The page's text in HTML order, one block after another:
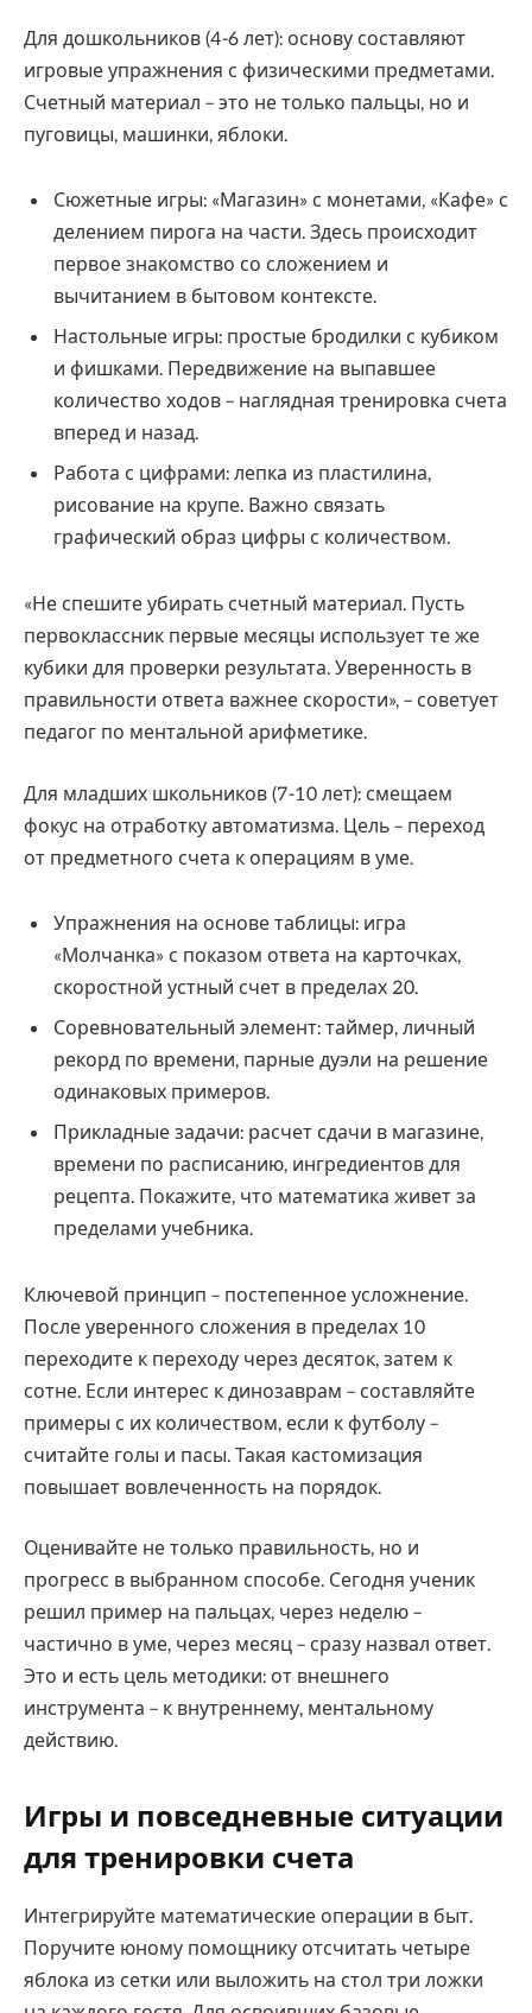
Для дошкольников (4-6 лет): основу составляют
игровые упражнения с физическими предметами.
Счетный материал – это не только пальцы, но и
пуговицы, машинки, яблоки.
Сюжетные игры: «Магазин» с монетами, «Кафе» с
делением пирога на части. Здесь происходит
первое знакомство со сложением и
вычитанием в бытовом контексте.
Настольные игры: простые бродилки с кубиком
и фишками. Передвижение на выпавшее
количество ходов – наглядная тренировка счета
вперед и назад.
Работа с цифрами: лепка из пластилина,
рисование на крупе. Важно связать
графический образ цифры с количеством.
«Не спешите убирать счетный материал. Пусть
первоклассник первые месяцы использует те же
кубики для проверки результата. Уверенность в
правильности ответа важнее скорости», – советует
педагог по ментальной арифметике.
Для младших школьников (7-10 лет): смещаем
фокус на отработку автоматизма. Цель – переход
от предметного счета к операциям в уме.
Упражнения на основе таблицы: игра
«Молчанка» с показом ответа на карточках,
скоростной устный счет в пределах 20.
Соревновательный элемент: таймер, личный
рекорд по времени, парные дуэли на решение
одинаковых примеров.
Прикладные задачи: расчет сдачи в магазине,
времени по расписанию, ингредиентов для
рецепта. Покажите, что математика живет за
пределами учебника.
Ключевой принцип – постепенное усложнение.
После уверенного сложения в пределах 10
переходите к переходу через десяток, затем к
сотне. Если интерес к динозаврам – составляйте
примеры с их количеством, если к футболу –
считайте голы и пасы. Такая кастомизация
повышает вовлеченность на порядок.
Оценивайте не только правильность, но и
прогресс в выбранном способе. Сегодня ученик
решил пример на пальцах, через неделю –
частично в уме, через месяц – сразу назвал ответ.
Это и есть цель методики: от внешнего
инструмента – к внутреннему, ментальному
действию.
Игры и повседневные ситуации
для тренировки счета
Интегрируйте математические операции в быт.
Поручите юному помощнику отсчитать четыре
яблока из сетки или выложить на стол три ложки